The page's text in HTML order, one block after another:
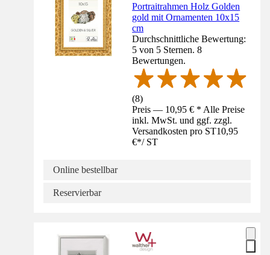
Portraitrahmen Holz Golden
gold mit Ornamenten 10x15
cm
Durchschnittliche Bewertung:
5 von 5 Sternen. 8
Bewertungen.
(8)
Preis — 10,95 € * Alle Preise
inkl. MwSt. und ggf. zzgl.
Versandkosten pro ST10,95
€*/ ST
Online bestellbar
Reservierbar